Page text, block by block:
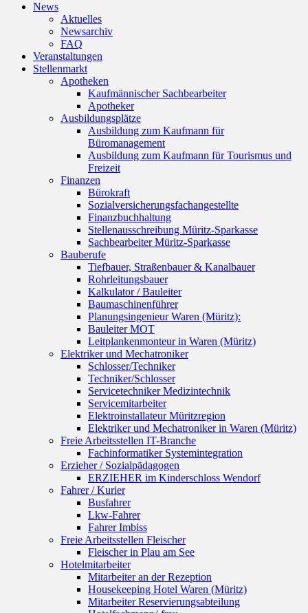
News
Aktuelles
Newsarchiv
FAQ
Veranstaltungen
Stellenmarkt
Apotheken
Kaufmännischer Sachbearbeiter
Apotheker
Ausbildungsplätze
Ausbildung zum Kaufmann für
Büromanagement
Ausbildung zum Kaufmann für Tourismus und
Freizeit
Finanzen
Bürokraft
Sozialversicherungsfachangestellte
Finanzbuchhaltung
Stellenausschreibung Müritz-Sparkasse
Sachbearbeiter Müritz-Sparkasse
Bauberufe
Tiefbauer, Straßenbauer & Kanalbauer
Rohrleitungsbauer
Kalkulator / Bauleiter
Baumaschinenführer
Planungsingenieur Waren (Müritz):
Bauleiter MOT
Leitplankenmonteur in Waren (Müritz)
Elektriker und Mechatroniker
Schlosser/Techniker
Techniker/Schlosser
Servicetechniker Medizintechnik
Servicemitarbeiter
Elektroinstallateur Müritzregion
Elektriker und Mechatroniker in Waren (Müritz)
Freie Arbeitsstellen IT-Branche
Fachinformatiker Systemintegration
Erzieher / Sozialpädagogen
ERZIEHER im Kinderschloss Wendorf
Fahrer / Kurier
Busfahrer
Lkw-Fahrer
Fahrer Imbiss
Freie Arbeitsstellen Fleischer
Fleischer in Plau am See
Hotelmitarbeiter
Mitarbeiter an der Rezeption
Housekeeping Hotel Waren (Müritz)
Mitarbeiter Reservierungsabteilung